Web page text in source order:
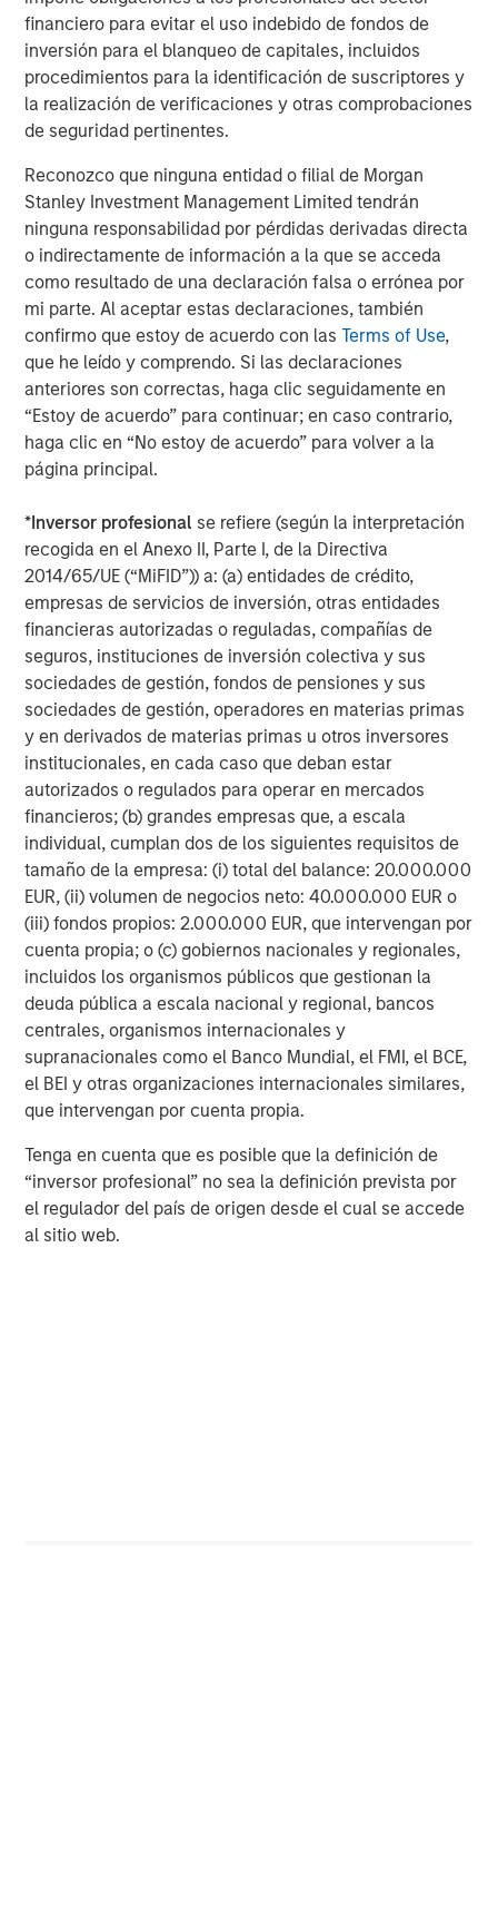
financiero para evitar el uso indebido de fondos de
inversión para el blanqueo de capitales, incluidos
procedimientos para la identificación de suscriptores y
la realización de verificaciones y otras comprobaciones
de seguridad pertinentes.
Reconozco que ninguna entidad o filial de Morgan
Stanley Investment Management Limited tendrán
ninguna responsabilidad por pérdidas derivadas directa
o indirectamente de información a la que se acceda
como resultado de una declaración falsa o errónea por
mi parte. Al aceptar estas declaraciones, también
confirmo que estoy de acuerdo con lasTerms of Use,
que he leído y comprendo. Si las declaraciones
anteriores son correctas, haga clic seguidamente en
“Estoy de acuerdo” para continuar; en caso contrario,
haga clic en “No estoy de acuerdo” para volver a la
página principal.
*Inversor profesional se refiere (según la interpretación
recogida en el Anexo II, Parte I, de la Directiva
2014/65/UE (“MiFID”)) a: (a) entidades de crédito,
empresas de servicios de inversión, otras entidades
financieras autorizadas o reguladas, compañías de
seguros, instituciones de inversión colectiva y sus
sociedades de gestión, fondos de pensiones y sus
sociedades de gestión, operadores en materias primas
y en derivados de materias primas u otros inversores
institucionales, en cada caso que deban estar
autorizados o regulados para operar en mercados
financieros; (b) grandes empresas que, a escala
individual, cumplan dos de los siguientes requisitos de
tamaño de la empresa: (i) total del balance: 20.000.000
EUR, (ii) volumen de negocios neto: 40.000.000 EUR o
(iii) fondos propios: 2.000.000 EUR, que intervengan por
cuenta propia; o (c) gobiernos nacionales y regionales,
incluidos los organismos públicos que gestionan la
deuda pública a escala nacional y regional, bancos
centrales, organismos internacionales y
supranacionales como el Banco Mundial, el FMI, el BCE,
el BEI y otras organizaciones internacionales similares,
que intervengan por cuenta propia.
Tenga en cuenta que es posible que la definición de
“inversor profesional” no sea la definición prevista por
el regulador del país de origen desde el cual se accede
al sitio web.
The same way automobiles paved the way for suburban
retail and Wi-Fi-enabled streaming, it’s believed that AI’s
lasting impact will come from companies applying it
creatively — to drive efficiency, re-imagine workflows,
and expand profitability. While the market’s focus today is
on AI enablers — chipmakers, data centers, and
infrastructure providers — Counterpoint Global’s research
suggests the real value creation will occur downstream,
among the adopters.
What the data shows
Using its proprietaryCulture Quant 1framework — built in
collaboration with professors from Harvard Business
School — Counterpoint Global analyzed workforce data
for more than 300 million employees across industries.
By mapping occupational exposure to automation,
Counterpoint Global can estimate efficiency gains and
profit potential.
The findings were striking across 1,000 companies —
automating just half the roles most susceptible to
automation could unlock:
$207 billion in potential labor cost savings
1.7 million roles impacted by automation
Up to16% profit pool expansionfor the most
adaptive companies
Even small margin shifts can be profound. For example,
3% earnings before interest and taxes (EBIT) margin
expansion in consumer discretionary translates to a
28%
increase in potential profit pools
Human capital still matters most
One of the most important lessons from Counterpoint
Global’s research is that technology alone doesn’t create
enduring value —
people and culture do